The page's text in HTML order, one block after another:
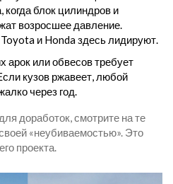
когда блок цилиндров и
возросшее давление.
и Honda здесь лидируют.
арок или обвесов требует
кузов ржавеет, любой
через год.
доработок, смотрите на те
«неубиваемостью». Это
проекта.